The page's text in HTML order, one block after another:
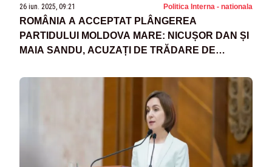
26 iun. 2025, 09:21 Politica Interna - nationala
ROMÂNIA A ACCEPTAT PLÂNGEREA
PARTIDULUI MOLDOVA MARE: NICUȘOR DAN ȘI
MAIA SANDU, ACUZAȚI DE TRĂDARE DE